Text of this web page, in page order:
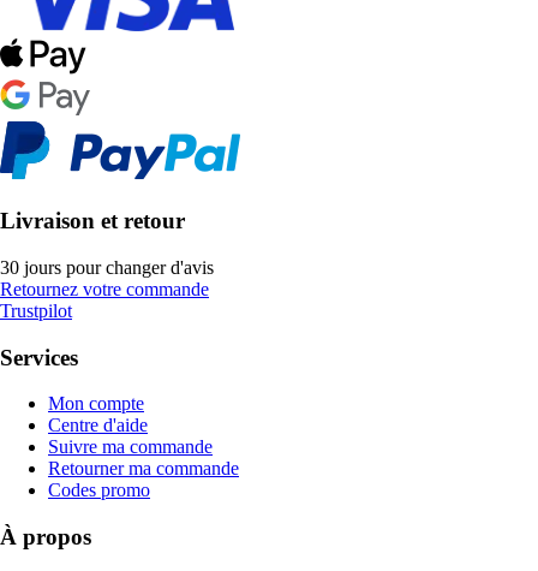
Livraison et retour
30 jours pour changer d'avis
Retournez votre commande
Trustpilot
Services
Mon compte
Centre d'aide
Suivre ma commande
Retourner ma commande
Codes promo
À propos